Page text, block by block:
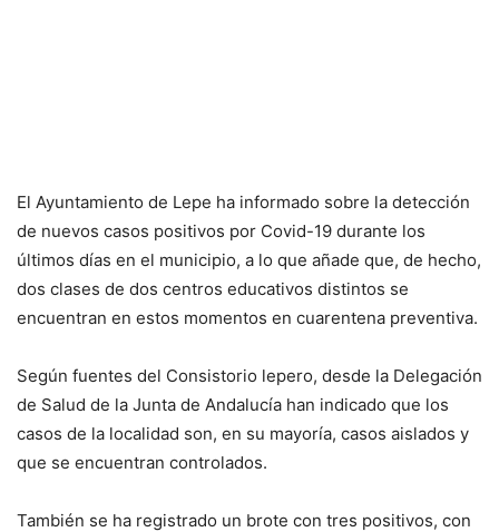
El Ayuntamiento de Lepe ha informado sobre la detección
de nuevos casos positivos por Covid-19 durante los
últimos días en el municipio, a lo que añade que, de hecho,
dos clases de dos centros educativos distintos se
encuentran en estos momentos en cuarentena preventiva.
Según fuentes del Consistorio lepero, desde la Delegación
de Salud de la Junta de Andalucía han indicado que los
casos de la localidad son, en su mayoría, casos aislados y
que se encuentran controlados.
También se ha registrado un brote con tres positivos, con